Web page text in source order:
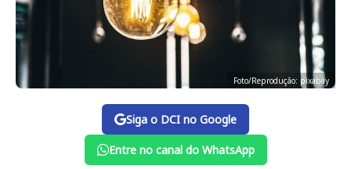
Foto/Reprodução: pixabay
Siga o DCI no Google
Entre no canal do WhatsApp